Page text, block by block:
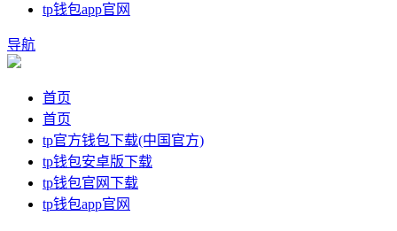
tp钱包app官网
导航
首页
首页
tp官方钱包下载(中国官方)
tp钱包安卓版下载
tp钱包官网下载
tp钱包app官网